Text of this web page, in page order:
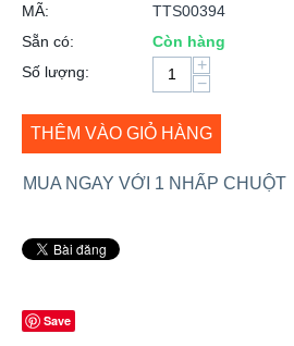
MÃ:
TTS00394
Sẵn có:
Còn hàng
Số lượng:
+
−
THÊM VÀO GIỎ HÀNG
MUA NGAY VỚI 1 NHẤP CHUỘT
Save